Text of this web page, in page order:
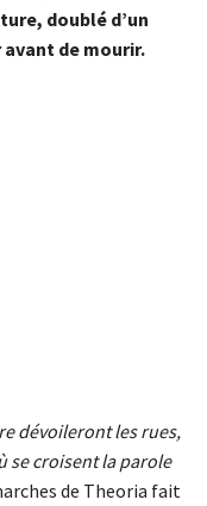
doublé d’un
de mourir.
dévoileront les rues,
se croisent la parole
de Theoria fait